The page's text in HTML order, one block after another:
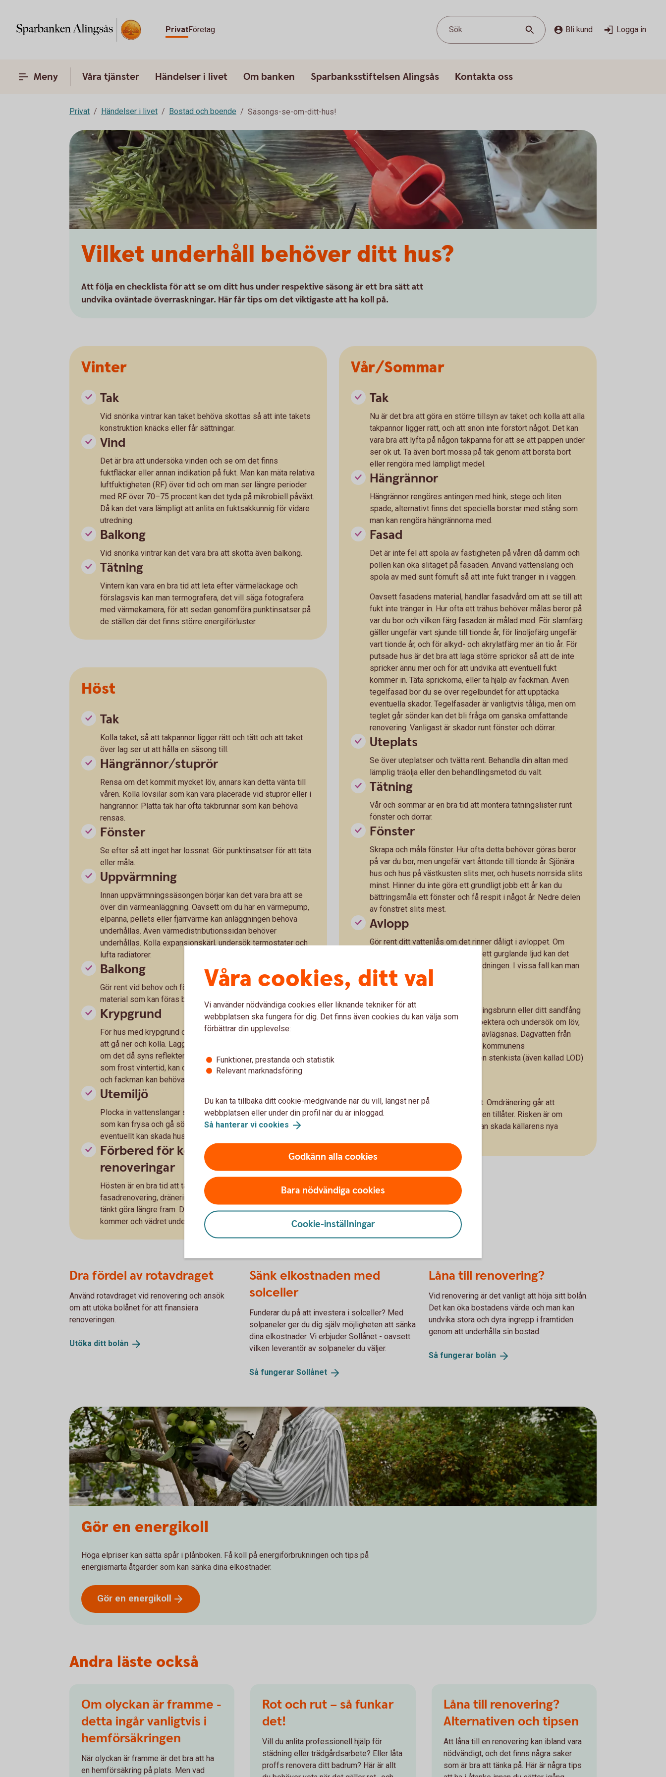
PrivatFöretag Sök Bli kund Logga in
Meny Våra tjänster Händelser i livet Om banken Sparbanksstiftelsen Alingsås Kontakta oss
Privat Händelser i livet Bostad och boende Säsongs-se-om-ditt-hus!
Vilket underhåll behöver ditt hus?
Att följa en checklista för att se om ditt hus under respektive säsong är ett bra sätt att
undvika oväntade överraskningar. Här får tips om det viktigaste att ha koll på.
Vinter
Tak
Vid snörika vintrar kan taket behöva skottas så att inte takets
konstruktion knäcks eller får sättningar.
Vind
Det är bra att undersöka vinden och se om det finns
fuktfläckar eller annan indikation på fukt. Man kan mäta relativa
luftfuktigheten (RF) över tid och om man ser längre perioder
med RF över 70–75 procent kan det tyda på mikrobiell påväxt.
Då kan det vara lämpligt att anlita en fuktsakkunnig för vidare
utredning.
Balkong
Vid snörika vintrar kan det vara bra att skotta även balkong.
Tätning
Vintern kan vara en bra tid att leta efter värmeläckage och
förslagsvis kan man termografera, det vill säga fotografera
med värmekamera, för att sedan genomföra punktinsatser på
de ställen där det finns större energiförluster.
Höst
Tak
Kolla taket, så att takpannor ligger rätt och tätt och att taket
över lag ser ut att hålla en säsong till.
Hängrännor/stuprör
Rensa om det kommit mycket löv, annars kan detta vänta till
våren. Kolla lövsilar som kan vara placerade vid stuprör eller i
hängrännor. Platta tak har ofta takbrunnar som kan behöva
rensas.
Fönster
Se efter så att inget har lossnat. Gör punktinsatser för att täta
eller måla.
Uppvärmning
Innan uppvärmningssäsongen börjar kan det vara bra att se
över din värmeanläggning. Oavsett om du har en värmepump,
elpanna, pellets eller fjärrvärme kan anläggningen behöva
underhållas. Även värmedistributionssidan behöver
underhållas. Kolla expansionskärl, undersök termostater och
lufta radiatorer.
Balkong
Gör rent vid behov och förankra eventuella möbler eller annat
material som kan föras bort med vinden.
Krypgrund
För hus med krypgrund och uteluftsventilation kan det vara bra
att gå ner och kolla. Lägg en ficklampa så att släpljus bildas,
om det då syns reflekterande glimrande skimmer, ungefär
som frost vintertid, kan det vara tecken på mikrobiell påväxt
och fackman kan behöva rådfrågas.
Utemiljö
Plocka in vattenslangar så att de inte är kopplade till vatten
som kan frysa och gå sönder. Ta bort växtlighet på hus som
eventuellt kan skada huset. Skydda trädgårdsplantor.
Förbered för kommande
renoveringar
Hösten är en bra tid att ta in offerter för till exempel
fasadrenovering, dränering, takrenovering med mera som du
tänkt göra längre fram. Då ligger du tidigt i pipen när våren
kommer och vädret underlättar att jobbet utförs.
Vår/Sommar
Tak
Nu är det bra att göra en större tillsyn av taket och kolla att alla
takpannor ligger rätt, och att snön inte förstört något. Det kan
vara bra att lyfta på någon takpanna för att se att pappen under
ser ok ut. Ta även bort mossa på tak genom att borsta bort
eller rengöra med lämpligt medel.
Hängrännor
Hängrännor rengöres antingen med hink, stege och liten
spade, alternativt finns det speciella borstar med stång som
man kan rengöra hängrännorna med.
Fasad
Det är inte fel att spola av fastigheten på våren då damm och
pollen kan öka slitaget på fasaden. Använd vattenslang och
spola av med sunt förnuft så att inte fukt tränger in i väggen.
Oavsett fasadens material, handlar fasadvård om att se till att
fukt inte tränger in. Hur ofta ett trähus behöver målas beror på
var du bor och vilken färg fasaden är målad med. För slamfärg
gäller ungefär vart sjunde till tionde år, för linoljefärg ungefär
vart tionde år, och för alkyd- och akrylatfärg mer än tio år. För
putsade hus är det bra att laga större sprickor så att de inte
spricker ännu mer och för att undvika att eventuell fukt
kommer in. Täta sprickorna, eller ta hjälp av fackman. Även
tegelfasad bör du se över regelbundet för att upptäcka
eventuella skador. Tegelfasader är vanligtvis tåliga, men om
teglet går sönder kan det bli fråga om ganska omfattande
renovering. Vanligast är skador runt fönster och dörrar.
Uteplats
Se över uteplatser och tvätta rent. Behandla din altan med
lämplig träolja eller den behandlingsmetod du valt.
Tätning
Vår och sommar är en bra tid att montera tätningslister runt
fönster och dörrar.
Fönster
Skrapa och måla fönster. Hur ofta detta behöver göras beror
på var du bor, men ungefär vart åttonde till tionde år. Sjönära
hus och hus på västkusten slits mer, och husets norrsida slits
minst. Hinner du inte göra ett grundligt jobb ett år kan du
bättringsmåla ett fönster och få respit i något år. Nedre delen
av fönstret slits mest.
Avlopp
Gör rent ditt vattenlås om det rinner dåligt i avloppet. Om
problemet kvarstår och det hörs ett gurglande ljud kan det
vara lämpligt att spola avloppsledningen. I vissa fall kan man
behöva anlita en spolfirma.
Undersök var du har din uppsamlingsbrunn eller ditt sandfång
för dränering och dagvatten. Inspektera och undersök om löv,
sand eller annan smuts behöver avlägsnas. Dagvatten från
uppsamlingsbrunn rinner ofta till kommunens
dagvattenledning eller till en egen stenkista (även kallad LOD)
Kan påbörjas så fort tjälen släppt. Omdränering går att
genomföra året runt om väderleken tillåter. Risken är om
återfyllnadsmassor fryser och kan skada källarens nya
Dra fördel av rotavdraget
Använd rotavdraget vid renovering och ansök
om att utöka bolånet för att finansiera
renoveringen.
Utöka ditt bolån
Sänk elkostnaden med
solceller
Funderar du på att investera i solceller? Med
solpaneler ger du dig själv möjligheten att sänka
dina elkostnader. Vi erbjuder Sollånet - oavsett
vilken leverantör av solpaneler du väljer.
Så fungerar Sollånet
Låna till renovering?
Vid renovering är det vanligt att höja sitt bolån.
Det kan öka bostadens värde och man kan
undvika stora och dyra ingrepp i framtiden
genom att underhålla sin bostad.
Så fungerar bolån
Gör en energikoll
Höga elpriser kan sätta spår i plånboken. Få koll på energiförbrukningen och tips på
energismarta åtgärder som kan sänka dina elkostnader.
Gör en energikoll
Andra läste också
Om olyckan är framme -
detta ingår vanligtvis i
hemförsäkringen
När olyckan är framme är det bra att ha
en hemförsäkring på plats. Men vad
Rot och rut – så funkar
det!
Vill du anlita professionell hjälp för
städning eller trädgårdsarbete? Eller låta
proffs renovera ditt badrum? Här är allt
Låna till renovering?
Alternativen och tipsen
Att låna till en renovering kan ibland vara
nödvändigt, och det finns några saker
som är bra att tänka på. Här är några tips
Våra cookies, ditt val
Vi använder nödvändiga cookies eller liknande tekniker för att
webbplatsen ska fungera för dig. Det finns även cookies du kan välja som
förbättrar din upplevelse:
Funktioner, prestanda och statistik
Relevant marknadsföring
Du kan ta tillbaka ditt cookie-medgivande när du vill, längst ner på
webbplatsen eller under din profil när du är inloggad.
Så hanterar vi cookies
Godkänn alla cookies
Bara nödvändiga cookies
Cookie-inställningar